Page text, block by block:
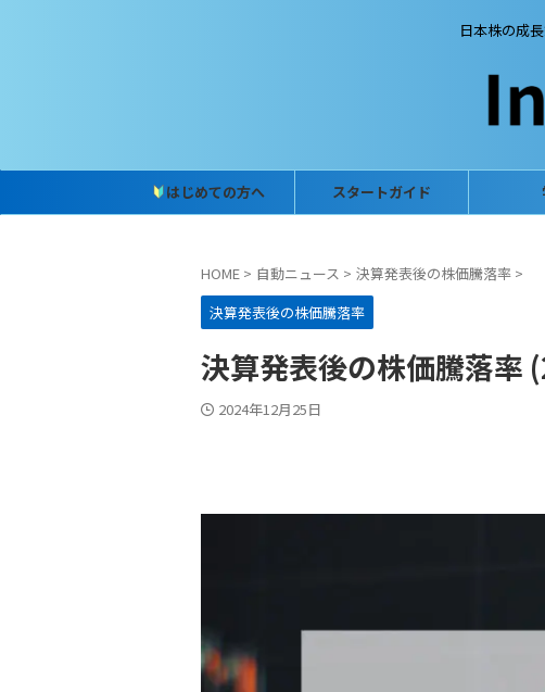
日本株の成
はじめての方へ スタートガイド
HOME > 自動ニュース > 決算発表後の株価騰落率 >
決算発表後の株価騰落率
決算発表後の株価騰落率
2024年12月25日